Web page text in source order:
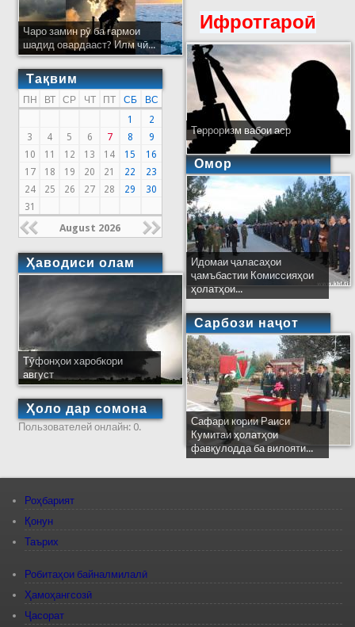
Чаро замин рӯ ба гармои
шадид овардааст? Илм чӣ...
Тақвим
ПН ВТ СР ЧТ ПТ СБ
ВС
1
2
3
4 5 6 7 8
9
10
11 12 13 14 15
16
17
18 19 20 21 22
23
24
25 26 27 28 29
30
31
August 2026
Ҳаводиси олам
Тӯфонҳои харобкори
август
Ҳоло дар сомона
Пользователей онлайн: 0.
Ифротгароӣ
Терроризм вабои аср
Омор
Идомаи ҷаласаҳои
ҷамъбастии Комиссияҳои
ҳолатҳои...
Сарбози наҷот
Сафари кории Раиси
Кумитаи ҳолатҳои
фавқулодда ба вилояти...
Роҳбарият
Қонун
Таърих
Робитаҳои байналмилалӣ
Ҳамоҳангсозӣ
Ҷасорат